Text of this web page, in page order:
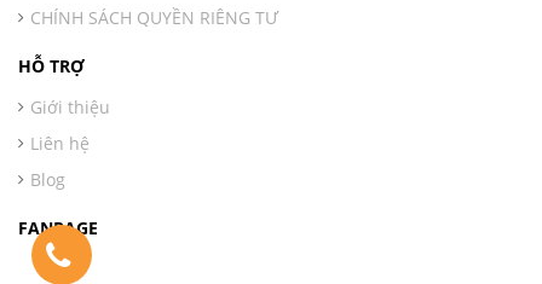
CHÍNH SÁCH QUYỀN RIÊNG TƯ
HỖ TRỢ
Giới thiệu
Liên hệ
Blog
FANPAGE